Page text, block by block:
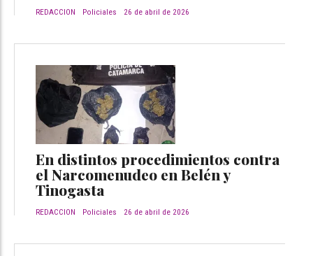
REDACCION Policiales 26 de abril de 2026
En distintos procedimientos contra
el Narcomenudeo en Belén y
Tinogasta
REDACCION Policiales 26 de abril de 2026